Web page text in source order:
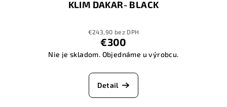
KLIM DAKAR- BLACK
€243,90 bez DPH
€300
Nie je skladom. Objednáme u výrobcu.
Detail